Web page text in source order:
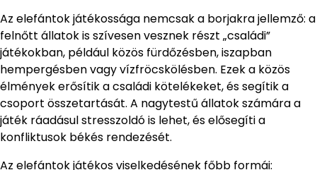
Az elefántok játékossága nemcsak a borjakra jellemző: a
felnőtt állatok is szívesen vesznek részt „családi”
játékokban, például közös fürdőzésben, iszapban
hempergésben vagy vízfröcskölésben. Ezek a közös
élmények erősítik a családi kötelékeket, és segítik a
csoport összetartását. A nagytestű állatok számára a
játék ráadásul stresszoldó is lehet, és elősegíti a
konfliktusok békés rendezését.
Az elefántok játékos viselkedésének főbb formái: